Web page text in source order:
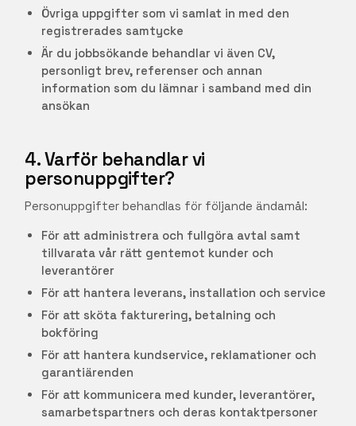
Övriga uppgifter som vi samlat in med den
registrerades samtycke
Är du jobbsökande behandlar vi även CV,
personligt brev, referenser och annan
information som du lämnar i samband med din
ansökan
4. Varför behandlar vi
personuppgifter?
Personuppgifter behandlas för följande ändamål:
För att administrera och fullgöra avtal samt
tillvarata vår rätt gentemot kunder och
leverantörer
För att hantera leverans, installation och service
För att sköta fakturering, betalning och
bokföring
För att hantera kundservice, reklamationer och
garantiärenden
För att kommunicera med kunder, leverantörer,
samarbetspartners och deras kontaktpersoner